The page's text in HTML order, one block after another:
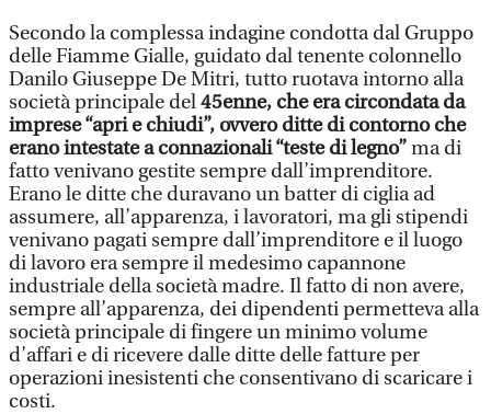
Secondo la complessa indagine condotta dal Gruppo
delle Fiamme Gialle, guidato dal tenente colonnello
Danilo Giuseppe De Mitri, tutto ruotava intorno alla
società principale del45enne, che era circondata da
imprese “apri e chiudi”, ovvero ditte di contorno che
erano intestate a connazionali “teste di legno”ma di
fatto venivano gestite sempre dall’imprenditore.
Erano le ditte che duravano un batter di ciglia ad
assumere, all’apparenza, i lavoratori, ma gli stipendi
venivano pagati sempre dall’imprenditore e il luogo
di lavoro era sempre il medesimo capannone
industriale della società madre. Il fatto di non avere,
sempre all’apparenza, dei dipendenti permetteva alla
società principale di fingere un minimo volume
d’affari e di ricevere dalle ditte delle fatture per
operazioni inesistenti che consentivano di scaricare i
costi.